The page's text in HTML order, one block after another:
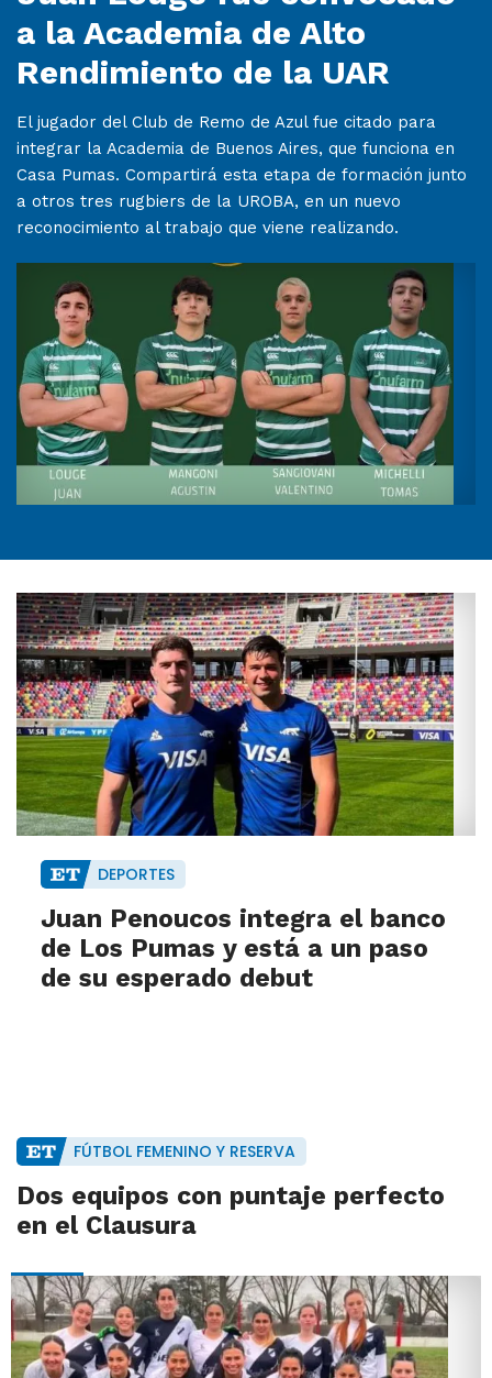
a la Academia de Alto
Rendimiento de la UAR
El jugador del Club de Remo de Azul fue citado para
integrar la Academia de Buenos Aires, que funciona en
Casa Pumas. Compartirá esta etapa de formación junto
a otros tres rugbiers de la UROBA, en un nuevo
reconocimiento al trabajo que viene realizando.
DEPORTES
Juan Penoucos integra el banco
de Los Pumas y está a un paso
de su esperado debut
FÚTBOL FEMENINO Y RESERVA
Dos equipos con puntaje perfecto
en el Clausura